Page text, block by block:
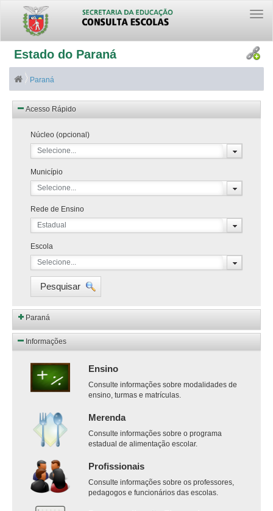
Estado do Paraná
Paraná
Acesso Rápido
Núcleo (opcional)
Selecione...
Município
Selecione...
Rede de Ensino
Estadual
Escola
Selecione...
Pesquisar
Paraná
Informações
Ensino
Consulte informações sobre modalidades de
ensino, turmas e matrículas.
Merenda
Consulte informações sobre o programa
estadual de alimentação escolar.
Profissionais
Consulte informações sobre os professores,
pedagogos e funcionários das escolas.